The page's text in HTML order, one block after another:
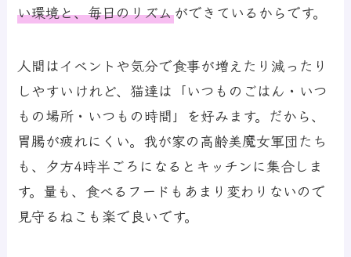
い環境と、毎日のリズムができているからです。
人間はイベントや気分で食事が増えたり減ったり
しやすいけれど、猫達は「いつものごはん・いつ
もの場所・いつもの時間」を好みます。だから、
胃腸が疲れにくい。我が家の高齢美魔女軍団たち
も、夕方4時半ごろになるとキッチンに集合しま
す。量も、食べるフードもあまり変わりないので
見守るねこも楽で良いです。